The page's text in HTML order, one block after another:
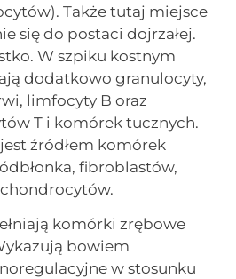
Także tutaj miejsce
się do postaci dojrzałej.
W szpiku kostnym
dodatkowo granulocyty,
limfocyty B oraz
T i komórek tucznych.
źródłem komórek
fibroblastów,
komórki zrębowe
bowiem
w stosunku